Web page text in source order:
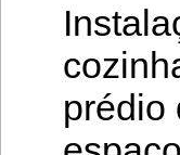
prédio